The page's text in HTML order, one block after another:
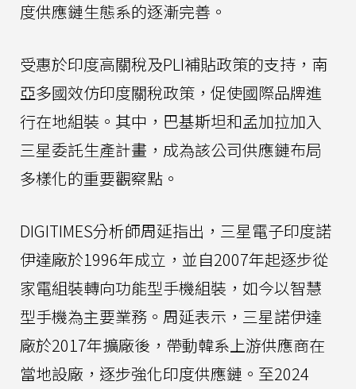
度供應鏈生態系的逐漸完善。
受惠於印度高關稅及PLI補貼政策的支持，南
亞多國效仿印度關稅政策，促使國際品牌進
行在地組裝。其中，巴基斯坦和孟加拉加入
三星委託生產計畫，成為該公司供應鏈布局
多樣化的重要觀察點。
DIGITIMES分析師周延指出，三星電子印度諾
伊達廠於1996年成立，並自2007年起逐步從
家電組裝轉向功能型手機組裝，如今以智慧
型手機為主要業務。周延表示，三星諾伊達
廠於2017年擴廠後，帶動韓系上游供應商在
當地設廠，逐步強化印度供應鏈。至2024